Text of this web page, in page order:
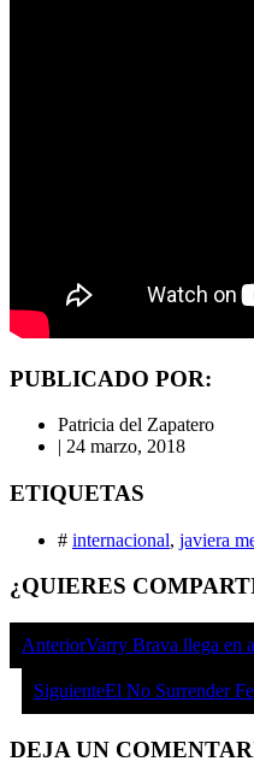
PUBLICADO POR:
Patricia del Zapatero
| 24 marzo, 2018
ETIQUETAS
# internacional, javiera
¿QUIERES
AnteriorVarry Brava llega en
SiguienteEl No Surrender
DEJA UN